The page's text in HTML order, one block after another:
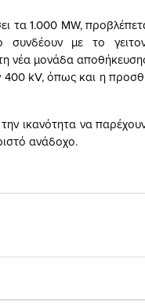
τα 1.000 MW,
με το
νέα μονάδα
400 kV, όπως και η
ικανότητα να
ανάδοχο.